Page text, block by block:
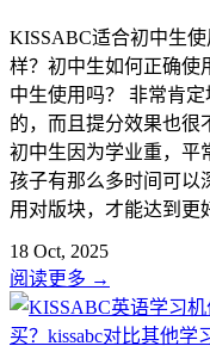
KISSABC适合初中生
样？初中生如何正确使
中生使用吗？ 非常肯
的，而且提分效果也很
初中生因为学业重，平
孩子有那么多时间可以
用对版块，才能达到更
18 Oct, 2025
阅读更多 →